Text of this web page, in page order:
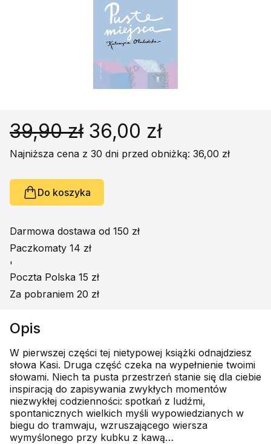
Książki obcojęzyczne
Poradniki, leksykony...
Podręczniki szkolne
Promocja
39,90 zł 36,00 zł
Najniższa cena z 30 dni przed obniżką: 36,00 zł
Do koszyka
Darmowa dostawa od 150 zł
Paczkomaty 14 zł
'
Poczta Polska 15 zł
Za pobraniem 20 zł
Opis
W pierwszej części tej nietypowej książki odnajdziesz
słowa Kasi. Druga część czeka na wypełnienie twoimi
słowami. Niech ta pusta przestrzeń stanie się dla ciebie
inspiracją do zapisywania zwykłych momentów
niezwykłej codzienności: spotkań z ludźmi,
spontanicznych wielkich myśli wypowiedzianych w
biegu do tramwaju, wzruszającego wiersza
wymyślonego przy kubku z kawą…